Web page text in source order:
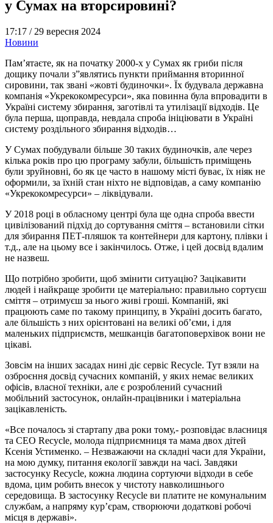
у Сумах на вторсировині?
17:17 / 29 вересня 2024
Новини
Пам’ятаєте, як на початку 2000-х у Сумах як гриби після
дощику почали з”являтись пункти приймання вторинної
сировини, так звані «жовті будиночки». Їх будувала державна
компанія «Укрекокомресурси», яка повинна була впровадити в
Україні систему збирання, заготівлі та утилізації відходів. Це
була перша, щоправда, невдала спроба ініціювати в Україні
систему роздільного збирання відходів…
У Сумах побудували більше 30 таких будиночків, але через
кілька років про цю програму забули, більшість приміщень
були зруйновні, бо як це часто в нашому місті буває, їх ніяк не
оформили, за їхній стан ніхто не відповідав, а саму компанію
«Укрекокомресурси» – ліквідували.
У 2018 році в обласному центрі була ще одна спроба ввести
цивілізований підхід до сортування сміття – встановили сітки
для збирання ПЕТ-пляшок та контейнери для картону, плівки і
т.д., але на цьому все і закінчилось. Отже, і цей досвід вдалим
не назвеш.
Що потрібно зробити, щоб змінити ситуацію? Зацікавити
людей і найкраще зробити це матеріально: правильно сортуєш
сміття – отримуєш за нього живі гроші. Компаній, які
працюють саме по такому принципу, в Україні досить багато,
але більшість з них орієнтовані на великі об’єми, і для
маленьких підприємств, мешканців багатоповерхівок вони не
цікаві.
Зовсім на інших засадах нині діє сервіс Recycle. Тут взяли на
озброєння досвід сучасних компаній, у яких немає великих
офісів, власної техніки, але є розроблений сучасний
мобільний застосунок, онлайн-працівники і матеріальна
зацікавленість.
«Все почалось зі стартапу два роки тому,- розповідає власниця
та СЕО Recycle, молода підприємниця та мама двох дітей
Ксенія Устименко. – Незважаючи на складні часи для України,
на мою думку, питання екології завжди на часі. Завдяки
застосунку Recycle, кожна людина сортуючи відходи в себе
вдома, цим робить внесок у чистоту навколишнього
середовища. В застосунку Recycle ви платите не комунальним
службам, а напряму кур’єрам, створюючи додаткові робочі
місця в державі».